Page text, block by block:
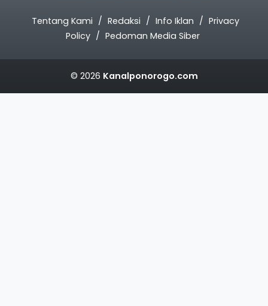
Tentang Kami Redaksi Info Iklan
Privacy
Policy
Pedoman Media Siber
© 2026 Kanalponorogo.com